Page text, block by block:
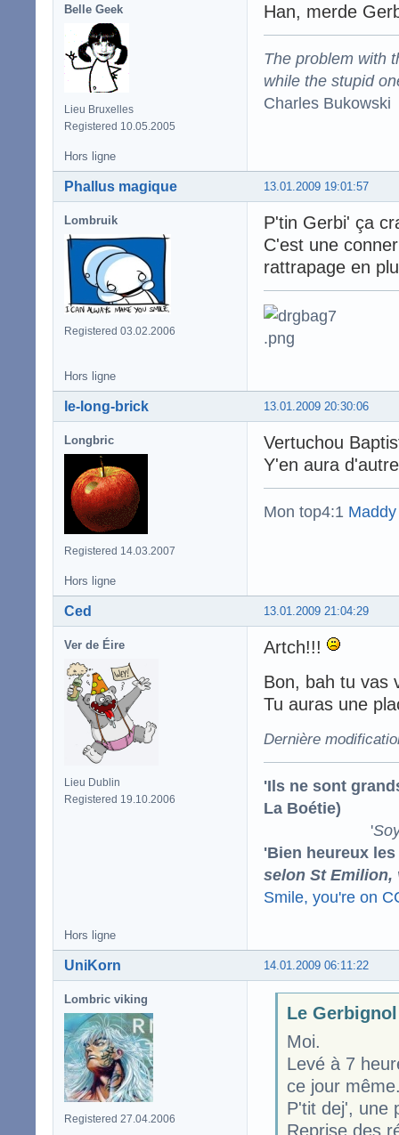
Belle Geek
Lieu Bruxelles
Registered 10.05.2005
Han, merde
The problem with
while the stupid
Charles Bukowski
Hors ligne
13.01.2009 19:01:57
Phallus magique
Lombruik
Registered 03.02.2006
P'tin Gerbi' ça
C'est une
rattrapage en
Hors ligne
13.01.2009 20:30:06
le-long-brick
Longbric
Registered 14.03.2007
Vertuchou
Y'en aura
Mon top4:1
Hors ligne
13.01.2009 21:04:29
Ced
Ver de Éire
Lieu Dublin
Registered 19.10.2006
Artch!!!
Bon, bah tu vas
Tu auras une
Dernière
'Ils ne sont
La Boétie)
'
'Bien heureux
selon St Emilion,
Smile, you're on
Hors ligne
14.01.2009 06:11:22
UniKorn
Lombric viking
Registered 27.04.2006
Le
Moi.
Levé à 7
ce jour
P'tit dej', une
Reprise des